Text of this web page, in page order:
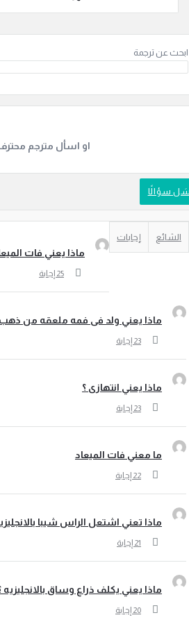
ترجمة
او اسأل مترجم محترف
إجابات
ماذا يعني فات الميعاد؟
ماذا يعني ولد فى فمه ملعقه من ذهب ؟
ماذا يعني انتهازى ؟
ما معني فات الميعاد
ماذا تعني اشتعل الراس شيبا بالانجليزيه ؟
ماذا يعني يكلف ذراع وساق بالانجليزيه ؟